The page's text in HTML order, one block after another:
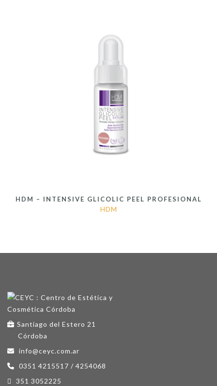
HDM – INTENSIVE GLICOLIC PEEL PROFESIONAL
HDM
Santiago del Estero 21
Córdoba
info@ceyc.com.ar
0351 4215517 / 4254068
351 3052225